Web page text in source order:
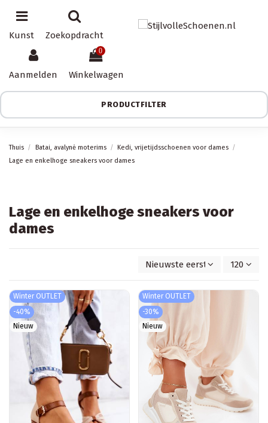
Kunst Zoekopdracht
Aanmelden
0
Winkelwagen
PRODUCTFILTER
Thuis Batai, avalynė moterims
Kedi, vrijetijdsschoenen voor dames
Lage en enkelhoge sneakers voor dames
Lage en enkelhoge sneakers voor
dames
Nieuwste eerst 120
Winter OUTLET
-40%
Nieuw
Winter OUTLET
-30%
Nieuw